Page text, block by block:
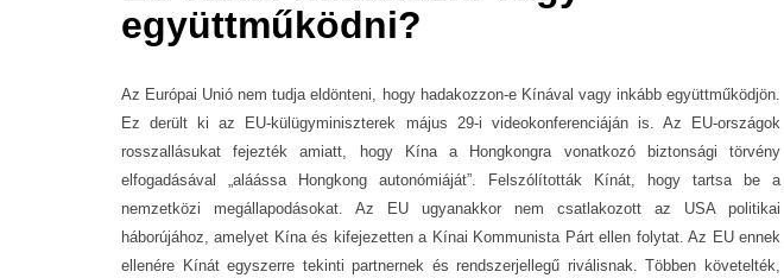
együttműködni?
Az Európai Unió nem tudja eldönteni, hogy hadakozzon-e Kínával vagy inkább együttműködjön.
Ez derült ki az EU-külügyminiszterek május 29-i videokonferenciáján is. Az EU-országok
rosszallásukat fejezték amiatt, hogy Kína a Hongkongra vonatkozó biztonsági törvény
elfogadásával „aláássa Hongkong autonómiáját”. Felszólították Kínát, hogy tartsa be a
nemzetközi megállapodásokat. Az EU ugyanakkor nem csatlakozott az USA politikai
háborújához, amelyet Kína és kifejezetten a Kínai Kommunista Párt ellen folytat. Az EU ennek
ellenére Kínát egyszerre tekinti partnernek és rendszerjellegű riválisnak. Többen követelték,